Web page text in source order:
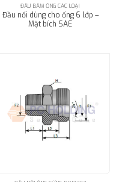
ĐẦU BẤM ỐNG CÁC LOẠI
Đầu nối dùng cho ống 6 lớp –
Mặt bích SAE